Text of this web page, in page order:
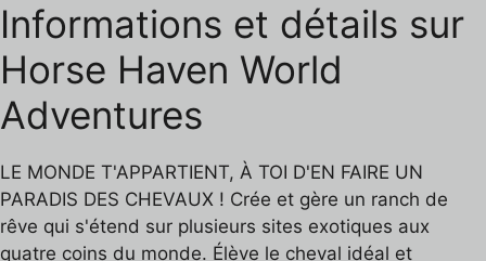
Informations et détails sur
Horse Haven World
Adventures
LE MONDE T'APPARTIENT, À TOI D'EN FAIRE UN
PARADIS DES CHEVAUX ! Crée et gère un ranch de
rêve qui s'étend sur plusieurs sites exotiques aux
quatre coins du monde. Élève le cheval idéal et